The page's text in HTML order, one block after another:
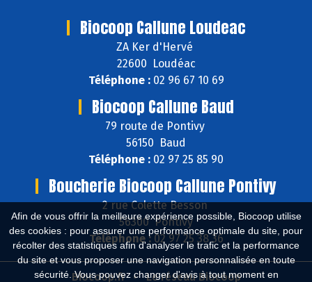
Afin de vous offrir la meilleure expérience possible, Biocoop utilise
des cookies : pour assurer une performance optimale du site, pour
récolter des statistiques afin d'analyser le trafic et la performance
du site et vous proposer une navigation personnalisée en toute
sécurité. Vous pouvez changer d'avis à tout moment en
Biocoop Callune Loudeac
ZA Ker d'Hervé
22600 Loudéac
Téléphone :02 96 67 10 69
Biocoop Callune Baud
79 route de Pontivy
56150 Baud
Téléphone : 02 97 25 85 90
Boucherie Biocoop Callune Pontivy
2 rue Colette Besson
56300 Pontivy
Téléphone :02 97 25 38 36
Biocoop.fr Le réseau Biocoop